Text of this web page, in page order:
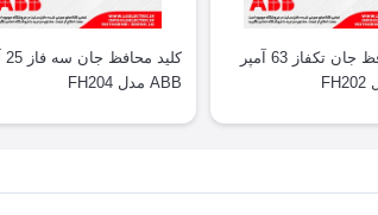
کلید محافظ جان تکفاز 63 آمپر
ABB مدل FH204